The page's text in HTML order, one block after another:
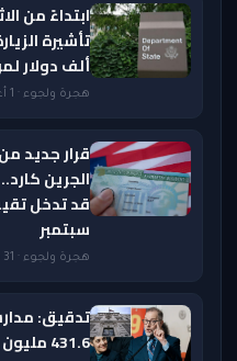
ابتداءً من
ألف دولار
هجرة ولجوء · 1 أغسطس 2026 — 9:23 AM
قرار جديد
الجرين
سبتمبر
هجرة ولجوء · 31 يوليو 2026 — 8:19 AM
تدقيق:
431.6 مليون دولار من «ميديكيد